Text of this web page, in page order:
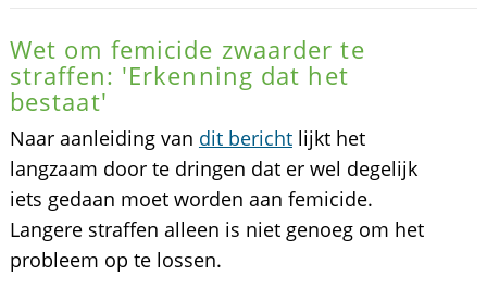
Wet om femicide zwaarder te
straffen: 'Erkenning dat het
bestaat'
Naar aanleiding van dit berichtlijkt het
langzaam door te dringen dat er wel degelijk
iets gedaan moet worden aan femicide.
Langere straffen alleen is niet genoeg om het
probleem op te lossen.